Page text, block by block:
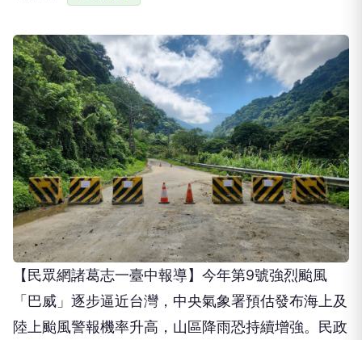
【民眾網諸葛志一臺中報導】今年第9號強烈颱風
「巴威」逐步逼近台灣，中央氣象署預估發布海上及
陸上颱風警報機率升高，山區降雨恐持續增強。民政